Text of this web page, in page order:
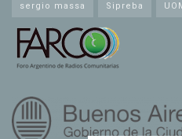
sergio massa Sipreba